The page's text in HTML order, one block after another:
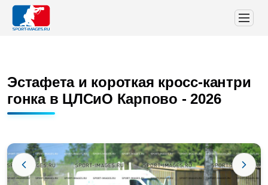
Эстафета и короткая кросс-кантри
гонка в ЦЛСиО Карпово - 2026